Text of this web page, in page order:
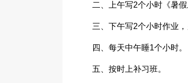
二、上午写2个小时《暑
三、下午写2个小时作业，
四、每天中午睡1个小时。
五、按时上补习班。